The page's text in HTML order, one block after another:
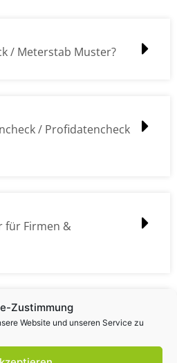
Zustimmung
Website und unseren Service zu
/ Meterstab Muster?
/ Profidatencheck
für Firmen &
(z.B. Logos und Texte)